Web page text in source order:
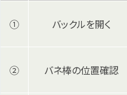
① バックルを開く
② バネ棒の位置確認